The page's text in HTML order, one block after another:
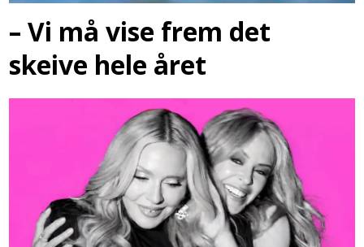
– Vi må vise frem det
skeive hele året